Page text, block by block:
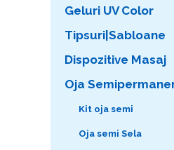
Geluri UV Color
Tipsuri|Sabloane
Dispozitive Masaj
Oja
Kit oja semi
Oja semi Sela